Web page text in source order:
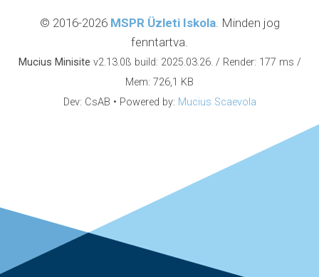
© 2016-2026 MSPR Üzleti Iskola. Minden jog
fenntartva.
Mucius Minisite v2.13.0ß build: 2025.03.26. / Render: 177 ms /
Mem: 726,1 KB
Dev: CsAB • Powered by: Mucius Scaevola